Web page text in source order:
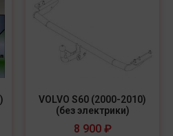
VOLVO S60 (2000-2010)
(без электрики)
8 900 ₽